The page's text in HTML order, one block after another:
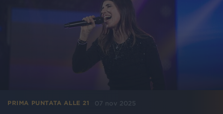
PRIMA PUNTATA ALLE 21 07 nov 2025